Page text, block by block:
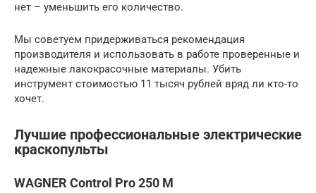
нет – уменьшить его количество.
Мы советуем придерживаться рекомендация
производителя и использовать в работе проверенные и
надежные лакокрасочные материалы. Убить
инструмент стоимостью 11 тысяч рублей вряд ли кто-то
хочет.
Лучшие профессиональные электрические
краскопульты
WAGNER Control Pro 250 M